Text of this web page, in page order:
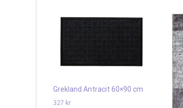
Grekland Antracit 60×90 cm
327 kr